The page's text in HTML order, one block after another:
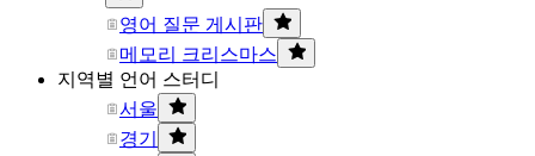
영어 질문 게시판
메모리 크리스마스
지역별 언어 스터디
서울
경기